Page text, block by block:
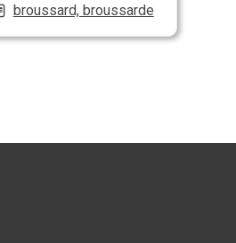
broussard, broussarde